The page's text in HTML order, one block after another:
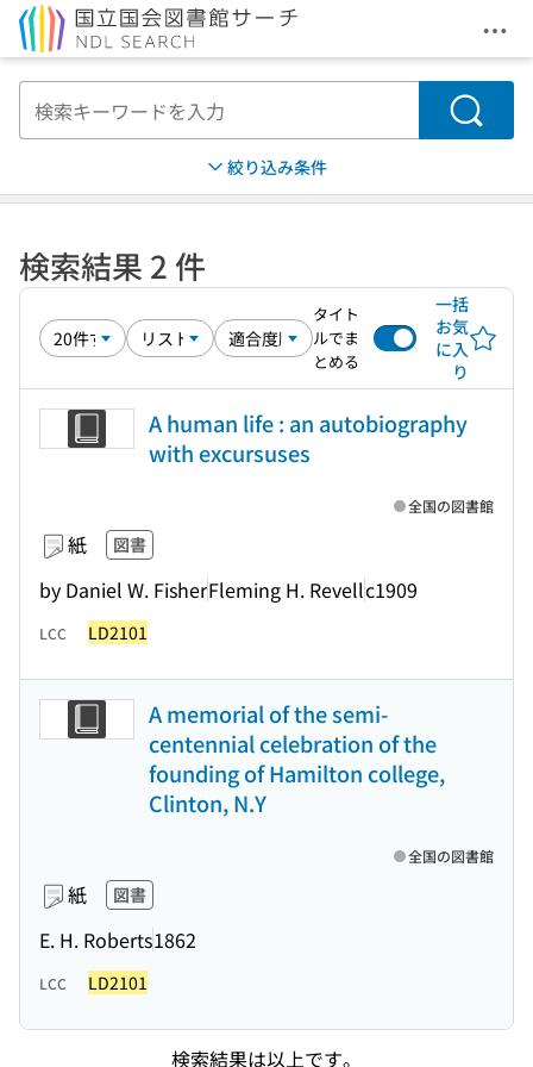
メ
検索
絞り込み条件
検索結果 2 件
タイト
ルでま
とめる
一括
お気
に入
り
A human life : an autobiography
with excursuses
紙 図書
by Daniel W. FisherFleming H. Revellc1909
全国の図書館
LCC LD2101
A memorial of the semi-
centennial celebration of the
founding of Hamilton college,
Clinton, N.Y
紙 図書
E. H. Roberts1862
全国の図書館
LCC LD2101
検索結果は以上です。